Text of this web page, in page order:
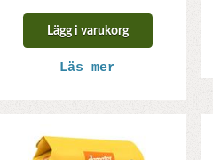
Lägg i varukorg
Läs mer